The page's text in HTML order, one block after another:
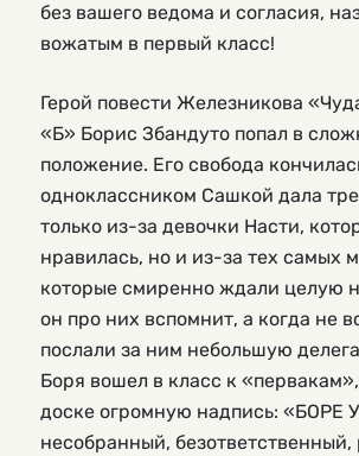
без вашего ведома и согласия,
вожатым в первый класс!
Герой повести Железникова
«Б» Борис Збандуто попал в
положение. Его свобода
одноклассником Сашкой дала
только из-за девочки Насти,
нравилась, но и из-за тех самых
которые смиренно ждали целую
он про них вспомнит, а когда не
послали за ним небольшую
Боря вошел в класс к
доске огромную надпись: «БОРЕ
несобранный, безответственный,